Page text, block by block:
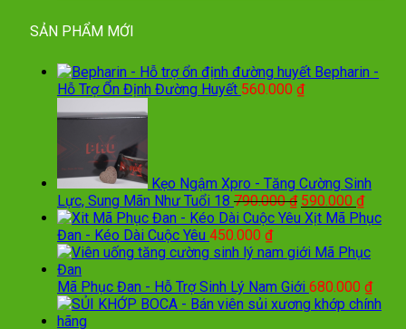
SẢN PHẨM MỚI
Bepharin -
Hỗ Trợ Ổn Định Đường Huyết 560.000 ₫
Kẹo Ngậm Xpro - Tăng Cường Sinh
Lực, Sung Mãn Như Tuổi 18 790.000₫ Giá
gốc
790.000 ₫.
590.000 ₫Giá
hiện
là:
Xịt Mã Phục
Đan - Kéo Dài Cuộc Yêu 450.000 ₫
Mã Phục Đan - Hỗ Trợ Sinh Lý Nam Giới 680.000 ₫